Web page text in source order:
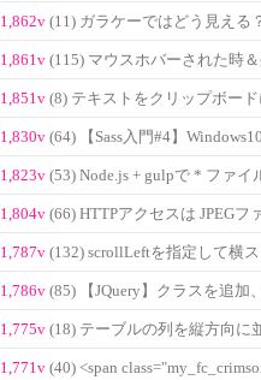
1,862v (11) ガラケーではどう見える
1,861v (115) マウスホバーされた時
1,851v (8) テキストをクリップボード
1,830v (64) 【Sass入門#4】
1,823v (53) Node.js + gulpで * ファ
1,804v (66) HTTPアクセスは JPEGフ
1,787v (132) scrollLeftを指定して横
1,786v (85) 【JQuery】クラスを追加
1,775v (18) テーブルの列を縦方向に
1,771v (40) <span